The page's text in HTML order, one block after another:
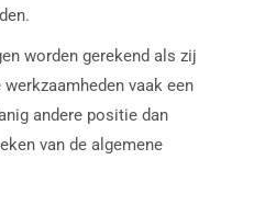
worden gerekend als zij
vaak een
andere positie dan
van de algemene